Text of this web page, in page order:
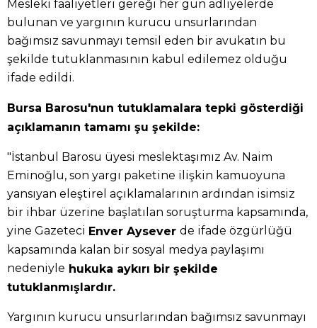
Mesleki faaliyetleri gereği her gün adliyelerde
bulunan ve yargının kurucu unsurlarından
bağımsız savunmayı temsil eden bir avukatın bu
şekilde tutuklanmasının kabul edilemez olduğu
ifade edildi.
Bursa Barosu'nun tutuklamalara tepki gösterdiği
açıklamanın tamamı şu şekilde:
"İstanbul Barosu üyesi meslektaşımız Av. Naim
Eminoğlu, son yargı paketine ilişkin kamuoyuna
yansıyan eleştirel açıklamalarının ardından isimsiz
bir ihbar üzerine başlatılan soruşturma kapsamında,
yine Gazeteci Enver Aysever de ifade özgürlüğü
kapsamında kalan bir sosyal medya paylaşımı
nedeniyle hukuka aykırı bir şekilde
tutuklanmışlardır.
Yargının kurucu unsurlarından bağımsız savunmayı